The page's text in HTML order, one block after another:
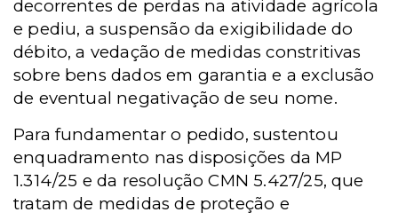
decorrentes de perdas na atividade agrícola
e pediu, a suspensão da exigibilidade do
débito, a vedação de medidas constritivas
sobre bens dados em garantia e a exclusão
de eventual negativação de seu nome.
Para fundamentar o pedido, sustentou
enquadramento nas disposições da MP
1.314/25 e da resolução CMN 5.427/25, que
tratam de medidas de proteção e